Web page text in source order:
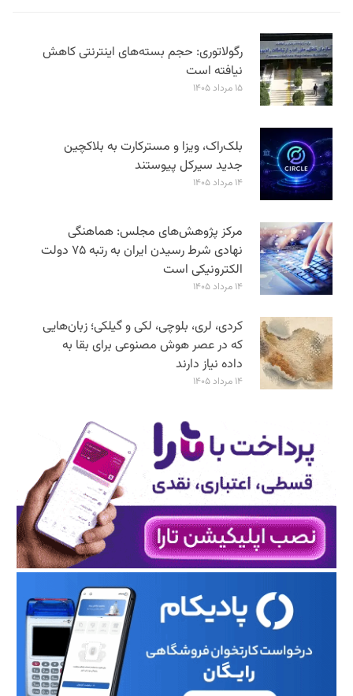
رگولاتوری: حجم بسته‌های اینترنتی کاهش
نیافته است
۱۵ مرداد ۱۴۰۵
بلک‌راک، ویزا و مسترکارت به بلاکچین
جدید سیرکل پیوستند
۱۴ مرداد ۱۴۰۵
مرکز پژوهش‌های مجلس: هماهنگی
نهادی شرط رسیدن ایران به رتبه ۷۵ دولت
الکترونیکی است
۱۴ مرداد ۱۴۰۵
کردی، لری، بلوچی، لکی و گیلکی؛ زبان‌هایی
که در عصر هوش مصنوعی برای بقا به
داده نیاز دارند
۱۴ مرداد ۱۴۰۵